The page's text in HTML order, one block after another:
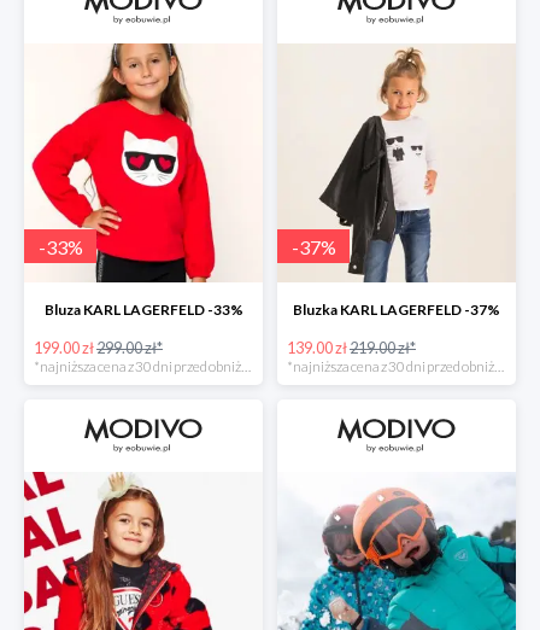
-33%
Bluza KARL LAGERFELD -33%
199.00 zł299.00 zł*
-37%
Bluzka KARL LAGERFELD -37%
139.00 zł219.00 zł*